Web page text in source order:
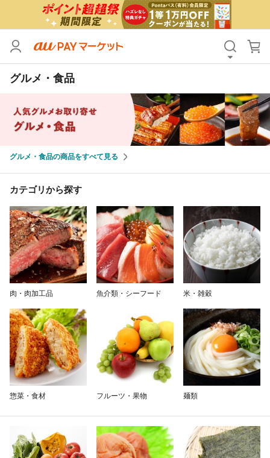
グルメ・食品
グルメ・食品の商品をすべて見る
カテゴリから探す
肉・肉加工品 魚介類・シーフード 米・雑穀
惣菜・食材 フルーツ・果物 麺類
カテゴリ すべて
価格
支払い方法 すべて
送料無料
Pontaパス特典対象すべて
サンキュー配送対象 レビューキャンペーン
キーワード
除外ワード